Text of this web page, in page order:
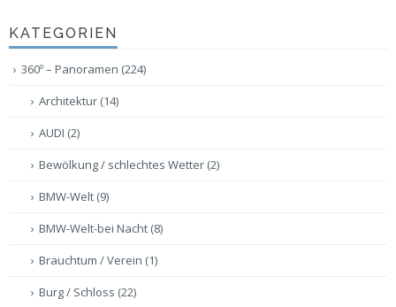
KATEGORIEN
360º – Panoramen (224)
Architektur (14)
AUDI (2)
Bewölkung / schlechtes Wetter (2)
BMW-Welt (9)
BMW-Welt-bei Nacht (8)
Brauchtum / Verein (1)
Burg / Schloss (22)